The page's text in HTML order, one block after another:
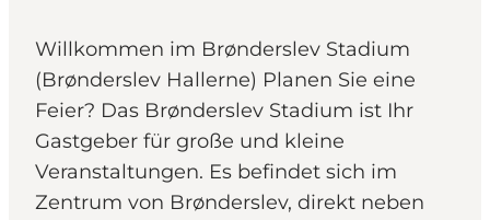
Für Kinder
Willkommen im Brønderslev Stadium
(Brønderslev Hallerne) Planen Sie eine
Feier? Das Brønderslev Stadium ist Ihr
Gastgeber für große und kleine
Veranstaltungen. Es befindet sich im
Zentrum von Brønderslev, direkt neben